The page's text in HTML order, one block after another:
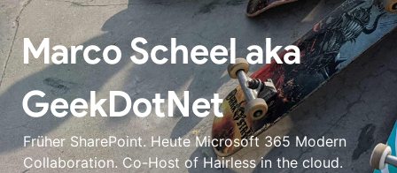
Marco Scheel aka
GeekDotNet
Früher SharePoint. Heute Microsoft 365 Modern
Collaboration. Co-Host of Hairless in the cloud.